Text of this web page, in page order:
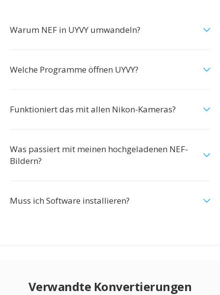
Warum NEF in UYVY umwandeln?
Welche Programme öffnen UYVY?
Funktioniert das mit allen Nikon-Kameras?
Was passiert mit meinen hochgeladenen NEF-
Bildern?
Muss ich Software installieren?
Verwandte Konvertierungen